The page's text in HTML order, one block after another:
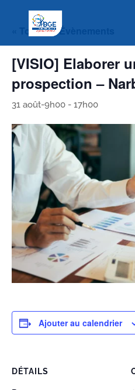
« Tous les Évènements
[VISIO] Elaborer
prospection –
31 août-9h00 - 17h00
Ajouter au calendrier
DÉTAILS